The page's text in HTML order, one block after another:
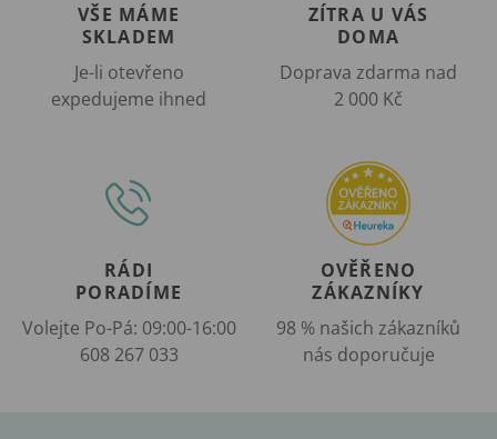
VŠE MÁME
SKLADEM
Je-li otevřeno
expedujeme ihned
ZÍTRA U VÁS
DOMA
Doprava zdarma nad
2 000 Kč
RÁDI
PORADÍME
Volejte Po-Pá: 09:00-16:00
608 267 033
OVĚŘENO
ZÁKAZNÍKY
98 % našich zákazníků
nás doporučuje